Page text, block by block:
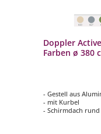
Doppler
Farben ø 380
- Gestell aus
- mit Kurbel
- Schirmdach